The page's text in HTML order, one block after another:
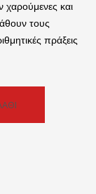
χαρούμενες και
τους
πράξεις